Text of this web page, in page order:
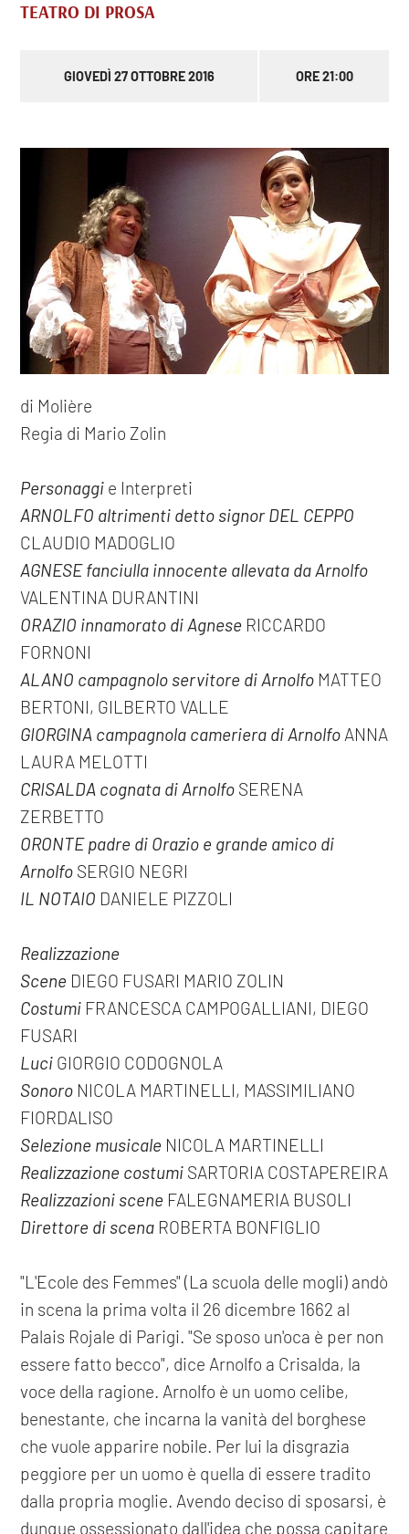
TEATRO DI PROSA
GIOVEDÌ 27 OTTOBRE 2016 ORE 21:00
di Molière
Regia di Mario Zolin
Personaggi e Interpreti
ARNOLFO altrimenti detto signor DEL CEPPO
CLAUDIO MADOGLIO
AGNESE fanciulla innocente allevata da Arnolfo
VALENTINA DURANTINI
ORAZIO innamorato di Agnese RICCARDO
FORNONI
ALANO campagnolo servitore di Arnolfo MATTEO
BERTONI, GILBERTO VALLE
GIORGINA campagnola cameriera di Arnolfo ANNA
LAURA MELOTTI
CRISALDA cognata di Arnolfo SERENA
ZERBETTO
ORONTE padre di Orazio e grande amico di
Arnolfo SERGIO NEGRI
IL NOTAIO DANIELE PIZZOLI
Realizzazione
Scene DIEGO FUSARI MARIO ZOLIN
Costumi FRANCESCA CAMPOGALLIANI, DIEGO
FUSARI
Luci GIORGIO CODOGNOLA
Sonoro NICOLA MARTINELLI, MASSIMILIANO
FIORDALISO
Selezione musicale NICOLA MARTINELLI
Realizzazione costumi SARTORIA COSTAPEREIRA
Realizzazioni scene FALEGNAMERIA BUSOLI
Direttore di scena ROBERTA BONFIGLIO
"L'Ecole des Femmes" (La scuola delle mogli) andò
in scena la prima volta il 26 dicembre 1662 al
Palais Rojale di Parigi. "Se sposo un'oca è per non
essere fatto becco", dice Arnolfo a Crisalda, la
voce della ragione. Arnolfo è un uomo celibe,
benestante, che incarna la vanità del borghese
che vuole apparire nobile. Per lui la disgrazia
peggiore per un uomo è quella di essere tradito
dalla propria moglie. Avendo deciso di sposarsi, è
dunque ossessionato dall'idea che possa capitare